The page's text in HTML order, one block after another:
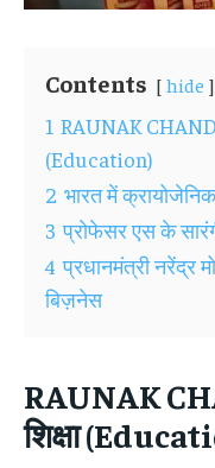
Contents hide
1 RAUNAK
(Education)
2 भारत में
3 प्रोफेसर एस के
4 प्रधानमंत्री नरेंद्र
बिज़नेस
RAUNAK
शिक्षा (